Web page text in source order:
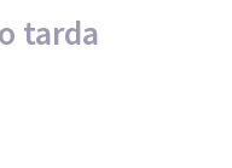
tarda